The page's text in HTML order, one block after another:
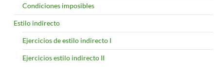
Condiciones imposibles
Estilo indirecto
Ejercicios de estilo indirecto I
Ejercicios estilo indirecto II